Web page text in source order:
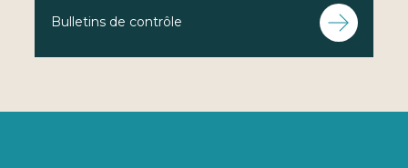
Bulletins de contrôle